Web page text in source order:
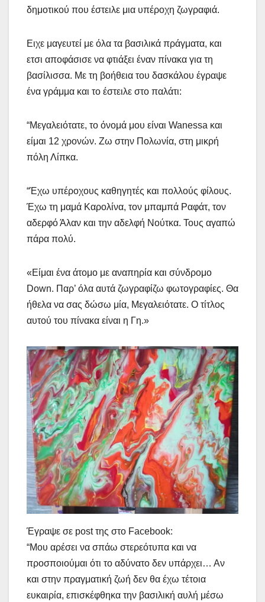
δημοτικού που έστειλε μια υπέροχη ζωγραφιά.
Ειχε μαγευτεί με όλα τα βασιλικά πράγματα, και
ετσι αποφάσισε να φτιάξει έναν πίνακα για τη
βασίλισσα. Με τη βοήθεια του δασκάλου έγραψε
ένα γράμμα και το έστειλε στο παλάτι:
“Μεγαλειότατε, το όνομά μου είναι Wanessa και
είμαι 12 χρονών. Ζω στην Πολωνία, στη μικρή
πόλη Λίπκα.
“Έχω υπέροχους καθηγητές και πολλούς φίλους.
Έχω τη μαμά Καρολίνα, τον μπαμπά Ραφάτ, τον
αδερφό Άλαν και την αδελφή Νούτκα. Τους αγαπώ
πάρα πολύ.
«Είμαι ένα άτομο με αναπηρία και σύνδρομο
Down. Παρ’ όλα αυτά ζωγραφίζω φωτογραφίες. Θα
ήθελα να σας δώσω μία, Μεγαλειότατε. Ο τίτλος
αυτού του πίνακα είναι η Γη.»
Έγραψε σε post της στο Facebook:
“Μου αρέσει να σπάω στερεότυπα και να
προσποιούμαι ότι το αδύνατο δεν υπάρχει… Αν
και στην πραγματική ζωή δεν θα έχω τέτοια
ευκαιρία, επισκέφθηκα την βασιλική αυλή μέσω